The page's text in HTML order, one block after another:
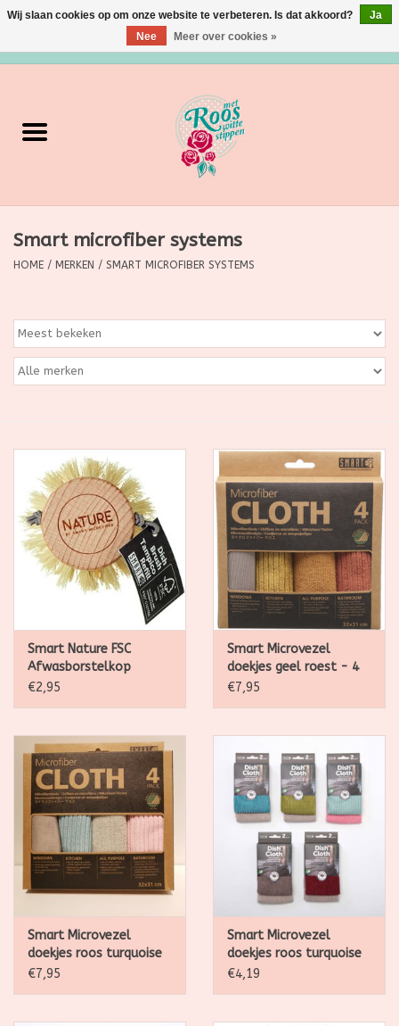
Verzorging
Grimeermateriaal
Huishoudartikelen
Ditjes & Datjes
Kadootjes
Belgisch
Workshops
Smart microfiber systems
HOME / MERKEN / SMART MICROFIBER SYSTEMS
Smart Nature FSC
Afwasborstelkop
vervanging, van
€2,95
Smart Microvezel
doekjes geel roest - 4
stuks 32 x 31cm
€7,95
Smart Microvezel
doekjes roos turquoise
- 4 stuks 32 x 31cm
€7,95
Smart Microvezel
doekjes roos turquoise
- 24 x 24cm - 2 doekjes
€4,19
Wij slaan cookies op om onze website te verbeteren. Is dat akkoord?
Ja
Nee
Meer over cookies »